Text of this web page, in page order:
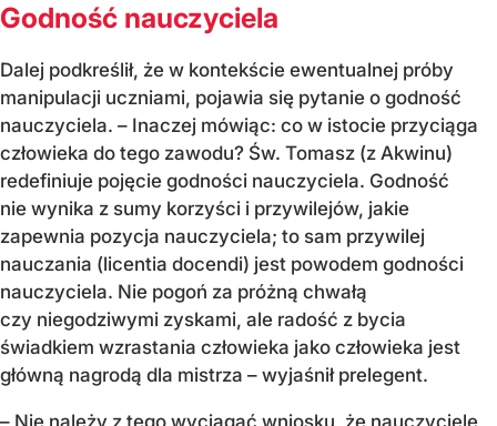
Godność nauczyciela
Dalej podkreślił, że w kontekście ewentualnej próby
manipulacji uczniami, pojawia się pytanie o godność
nauczyciela. – Inaczej mówiąc: co w istocie przyciąga
człowieka do tego zawodu? Św. Tomasz (z Akwinu)
redefiniuje pojęcie godności nauczyciela. Godność
nie wynika z sumy korzyści i przywilejów, jakie
zapewnia pozycja nauczyciela; to sam przywilej
nauczania (licentia docendi) jest powodem godności
nauczyciela. Nie pogoń za próżną chwałą
czy niegodziwymi zyskami, ale radość z bycia
świadkiem wzrastania człowieka jako człowieka jest
główną nagrodą dla mistrza – wyjaśnił prelegent.